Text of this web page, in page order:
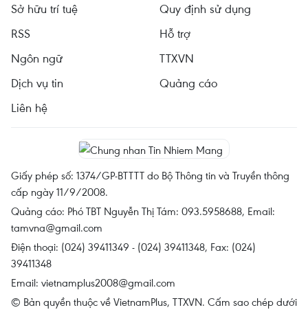
Sở hữu trí tuệ
Quy định sử dụng
RSS
Hỗ trợ
Ngôn ngữ
TTXVN
Dịch vụ tin
Quảng cáo
Liên hệ
Giấy phép số: 1374/GP-BTTTT do Bộ Thông tin và Truyền thông
cấp ngày 11/9/2008.
Quảng cáo: Phó TBT Nguyễn Thị Tám: 093.5958688, Email:
tamvna@gmail.com
Điện thoại: (024) 39411349 - (024) 39411348, Fax: (024)
39411348
Email: vietnamplus2008@gmail.com
© Bản quyền thuộc về VietnamPlus, TTXVN. Cấm sao chép dưới